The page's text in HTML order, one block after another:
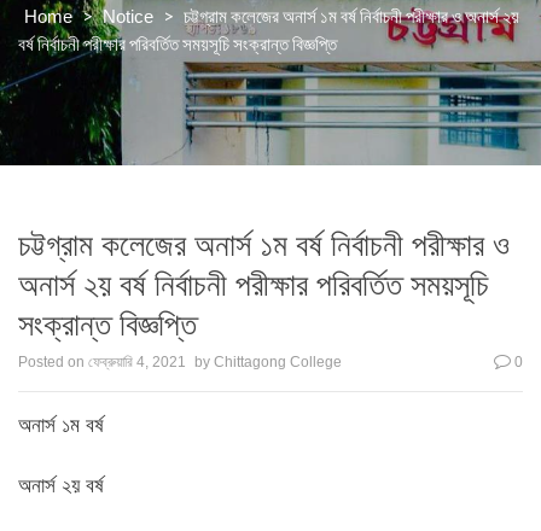
Home > Notice > চট্টগ্রাম কলেজের অনার্স ১ম বর্ষ নির্বাচনী পরীক্ষার ও অনার্স ২য়
বর্ষ নির্বাচনী পরীক্ষার পরিবর্তিত সময়সূচি সংক্রান্ত বিজ্ঞপ্তি
চট্টগ্রাম কলেজের অনার্স ১ম বর্ষ নির্বাচনী পরীক্ষার ও
অনার্স ২য় বর্ষ নির্বাচনী পরীক্ষার পরিবর্তিত সময়সূচি
সংক্রান্ত বিজ্ঞপ্তি
Posted on ফেব্রুয়ারি 4, 2021 by Chittagong College 0
অনার্স ১ম বর্ষ
অনার্স ২য় বর্ষ